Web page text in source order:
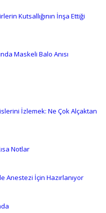
Kutsallığının İnşa Ettiği
Maskeli Balo Anısı
İzlemek: Ne Çok Alçaktan
Notlar
Anestezi İçin Hazırlanıyor